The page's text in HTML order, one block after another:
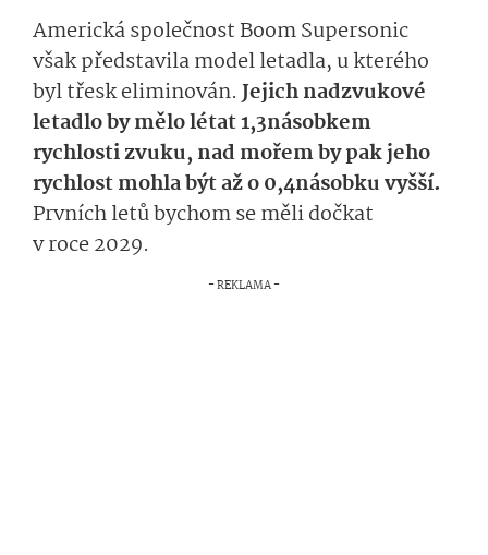
Americká společnost Boom Supersonic
však představila model letadla, u kterého
byl třesk eliminován.Jejich nadzvukové
letadlo by mělo létat 1,3násobkem
rychlosti zvuku, nad mořem by pak jeho
rychlost mohla být až o 0,4násobku vyšší.
Prvních letů bychom se měli dočkat
v roce 2029.